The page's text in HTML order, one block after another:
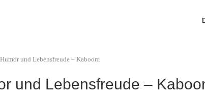
und Lebensfreude – Kaboom
und Lebensfreude –